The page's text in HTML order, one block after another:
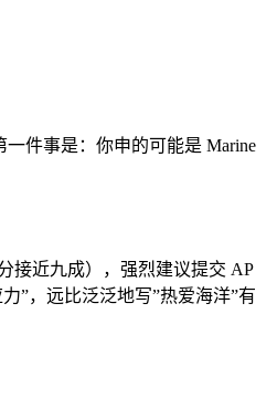
件事是：你申的可能是 Marine
接近九成），强烈建议提交 AP
”，远比泛泛地写”热爱海洋”有